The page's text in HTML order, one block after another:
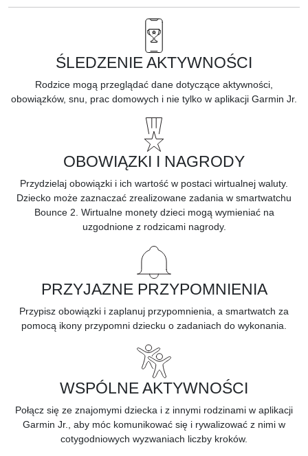
ŚLEDZENIE AKTYWNOŚCI
Rodzice mogą przeglądać dane dotyczące aktywności,
obowiązków, snu, prac domowych i nie tylko w aplikacji Garmin Jr.
OBOWIĄZKI I NAGRODY
Przydzielaj obowiązki i ich wartość w postaci wirtualnej waluty.
Dziecko może zaznaczać zrealizowane zadania w smartwatchu
Bounce 2. Wirtualne monety dzieci mogą wymieniać na
uzgodnione z rodzicami nagrody.
PRZYJAZNE PRZYPOMNIENIA
Przypisz obowiązki i zaplanuj przypomnienia, a smartwatch za
pomocą ikony przypomni dziecku o zadaniach do wykonania.
WSPÓLNE AKTYWNOŚCI
Połącz się ze znajomymi dziecka i z innymi rodzinami w aplikacji
Garmin Jr., aby móc komunikować się i rywalizować z nimi w
cotygodniowych wyzwaniach liczby kroków.